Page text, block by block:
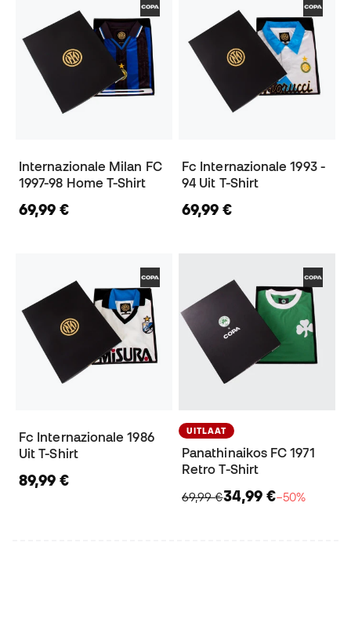
Internazionale Milan FC
1997-98 Home T-Shirt
69,99 €
Fc Internazionale 1993 -
94 Uit T-Shirt
69,99 €
Fc Internazionale 1986
Uit T-Shirt
89,99 €
UITLAAT
Panathinaikos FC 1971
Retro T-Shirt
69,99 €34,99 €−50%